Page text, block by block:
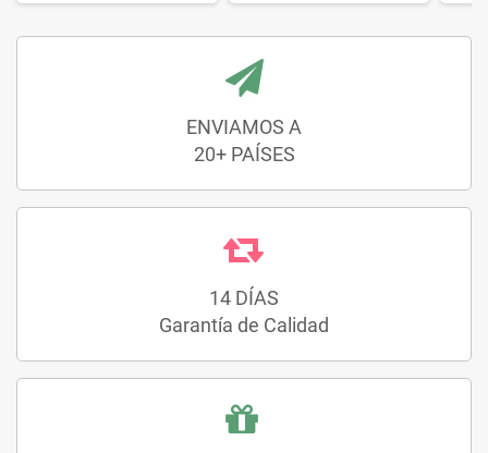
ENVIAMOS A
20+ PAÍSES
14 DÍAS
Garantía de Calidad